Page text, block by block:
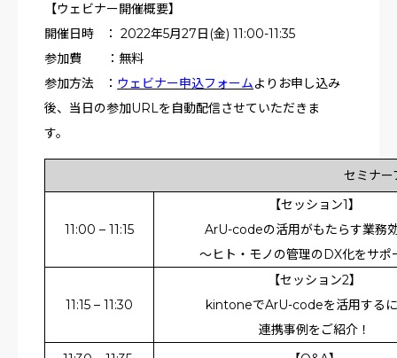
【ウェビナー開催概要】
開催日時 ： 2022年5月27日(金) 11:00-11:35
参加費 ：無料
参加方法 ： ウェビナー申込フォームよりお申し込み
後、当日の参加URLを自動配信させていただきま
す。
セミナー
11:00 – 11:15
【セッション1】
ArU-codeの活用がもたらす業務
～ヒト・モノの管理のDX化をサポ
11:15 – 11:30
【セッション2】
kintoneでArU-codeを活用する
連携事例をご紹介！